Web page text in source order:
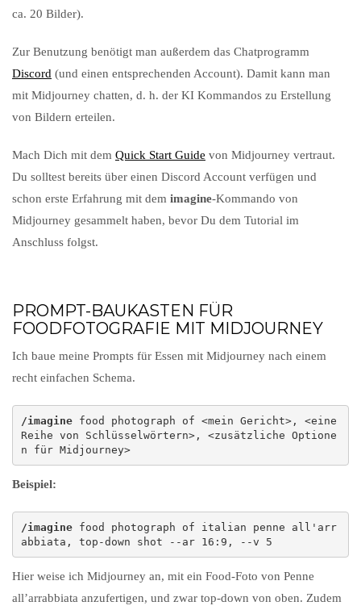
ca. 20 Bilder).
Zur Benutzung benötigt man außerdem das Chatprogramm
Discord (und einen entsprechenden Account). Damit kann man
mit Midjourney chatten, d. h. der KI Kommandos zu Erstellung
von Bildern erteilen.
Mach Dich mit dem Quick Start Guide von Midjourney vertraut.
Du solltest bereits über einen Discord Account verfügen und
schon erste Erfahrung mit dem imagine-Kommando von
Midjourney gesammelt haben, bevor Du dem Tutorial im
Anschluss folgst.
PROMPT-BAUKASTEN FÜR
FOODFOTOGRAFIE MIT MIDJOURNEY
Ich baue meine Prompts für Essen mit Midjourney nach einem
recht einfachen Schema.
/imagine food photograph of <mein Gericht>, <eine
Reihe von Schlüsselwörtern>, <zusätzliche Optione
n für Midjourney>
Beispiel:
/imagine food photograph of italian penne all'arr
abbiata, top-down shot --ar 16:9, --v 5
Hier weise ich Midjourney an, mit ein Food-Foto von Penne
all’arrabbiata anzufertigen, und zwar top-down von oben. Zudem